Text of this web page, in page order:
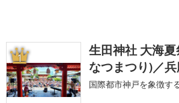
1
生田神社 大海
なつまつり)／
国際都市神戸を象徴す